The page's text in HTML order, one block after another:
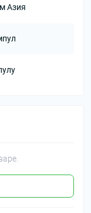
Азия